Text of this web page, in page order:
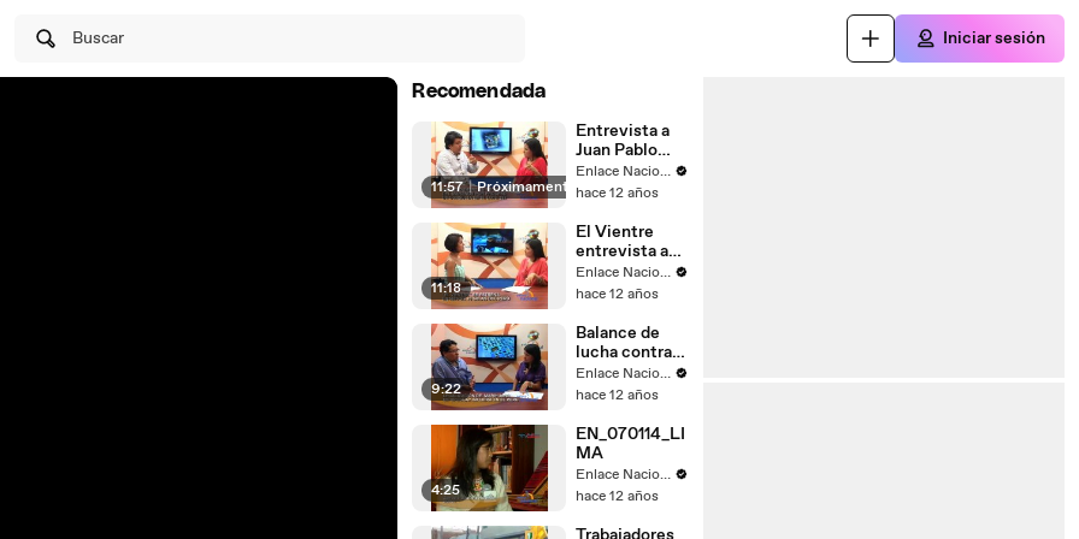
Buscar Iniciar sesión
Recomendada
11:57 | Próximamente
Entrevista a
Juan Pablo
Saaverda
FEDEPAZ
Enlace Nacional
hace 12 años
11:18
El Vientre
entrevista a
Mayella
Lloclla
Enlace Nacional
hace 12 años
9:22
Balance de
lucha contra
el
narcotrafico
Enlace Nacional
hace 12 años
4:25
EN_070114_LI
MA
Enlace Nacional
hace 12 años